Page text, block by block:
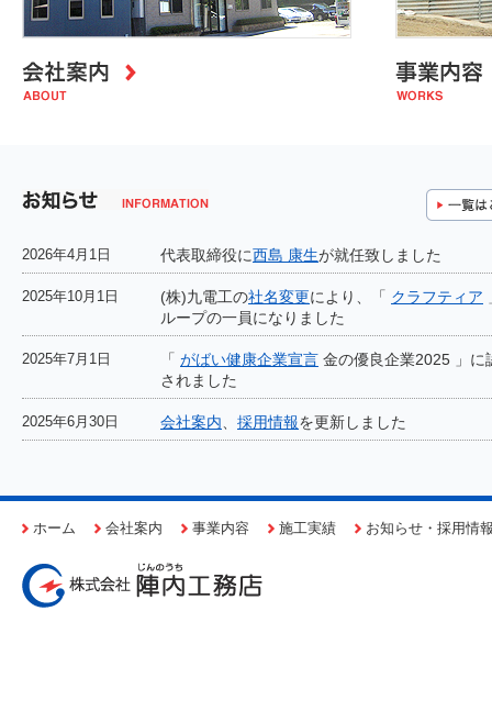
2026年4月1日 代表取締役に西島 康生が就任致しました
2025年10月1日 (株)九電工の社名変更により、「 クラフティア
ループの一員になりました
2025年7月1日 「 がばい健康企業宣言 金の優良企業2025 」に
されました
2025年6月30日 会社案内 採用情報を更新しました
ホーム 会社案内 事業内容 施工実績 お知らせ・採用情